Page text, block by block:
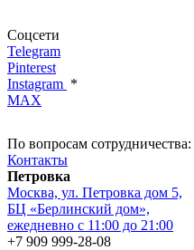
Соцсети
Telegram
Pinterest
Instagram *
MAX
По вопросам сотрудничества:
Контакты
Петровка
Москва, ул. Петровка дом 5,
БЦ «Берлинский дом»,
ежедневно с 11:00 до 21:00
+7 909 999-28-08